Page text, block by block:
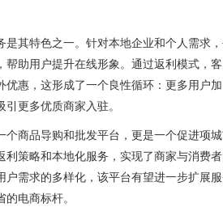
是其特色之一。针对本地企业和个人需求
帮助用户提升在线形象。通过返利模式，
优惠，这形成了一个良性循环：更多用户加
更多优质商家入驻。
个商品导购和批发平台，更是一个促进项
利策略和本地化服务，实现了商家与消费
户需求的多样化，该平台有望进一步扩展
电商标杆。